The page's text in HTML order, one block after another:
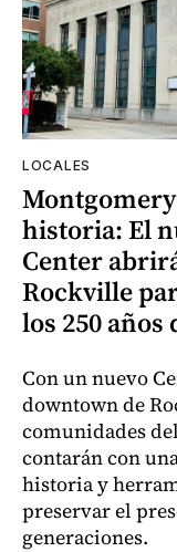
LOCALES
historia: El
Center
Rockville
los 250
Con un nuevo
downtown de
comunidades
contarán con
historia y
preservar el
generaciones.